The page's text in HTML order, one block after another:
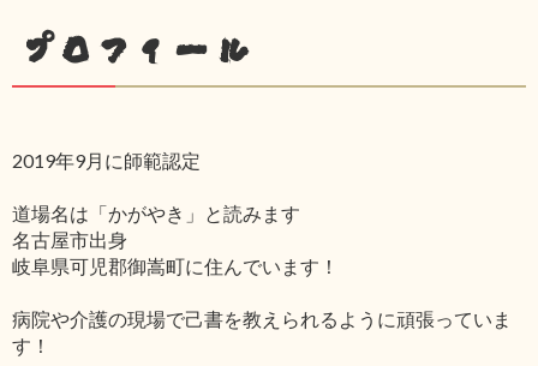
プロフィール
2019年9月に師範認定
道場名は「かがやき」と読みます
名古屋市出身
岐阜県可児郡御嵩町に住んでいます！
病院や介護の現場で己書を教えられるように頑張っていま
す！